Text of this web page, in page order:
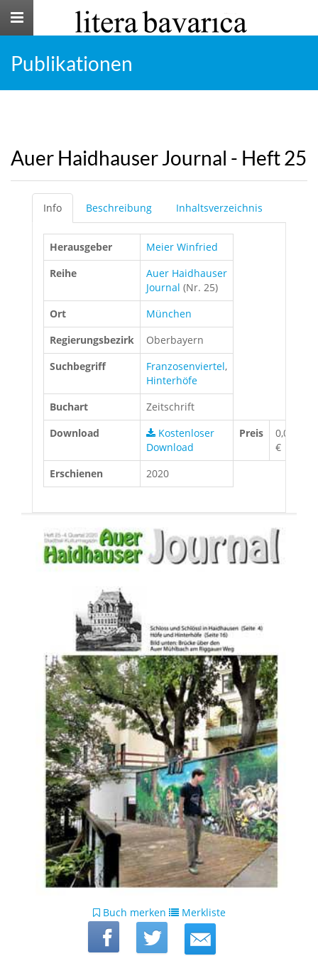
Toggle
Publikationen
Auer Haidhauser Journal - Heft 25
Info Beschreibung Inhaltsverzeichnis
Herausgeber
Meier Winfried
Reihe
Auer Haidhauser
Journal (Nr. 25)
Ort
München
Regierungsbezirk
Oberbayern
Suchbegriff
Franzosenviertel,
Hinterhöfe
Buchart
Zeitschrift
Download
Kostenloser
Download
Preis
0,00
€
Erschienen
2020
Buch merken Merkliste